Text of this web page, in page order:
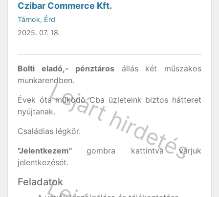
Czibar Commerce Kft.
Tárnok, Érd
2025. 07. 18.
Bolti eladó,- pénztáros állás két műszakos
munkarendben.
Évek óta működő Cba üzleteink biztos hátteret
nyújtanak.
Családias légkör.
"Jelentkezem" gombra kattintva várjuk
jelentkezését.
Feladatok